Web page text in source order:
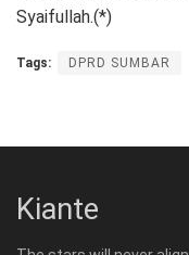
Syaifullah.(*)
Tags: DPRD SUMBAR
Kiante